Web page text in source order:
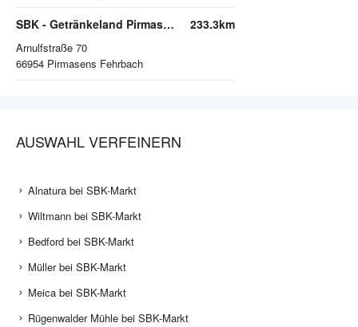
SBK - Getränkeland Pirmasens
Arnulfstraße 70
66954 Pirmasens Fehrbach
233.3km
AUSWAHL VERFEINERN
Alnatura bei SBK-Markt
Wiltmann bei SBK-Markt
Bedford bei SBK-Markt
Müller bei SBK-Markt
Meica bei SBK-Markt
Rügenwalder Mühle bei SBK-Markt